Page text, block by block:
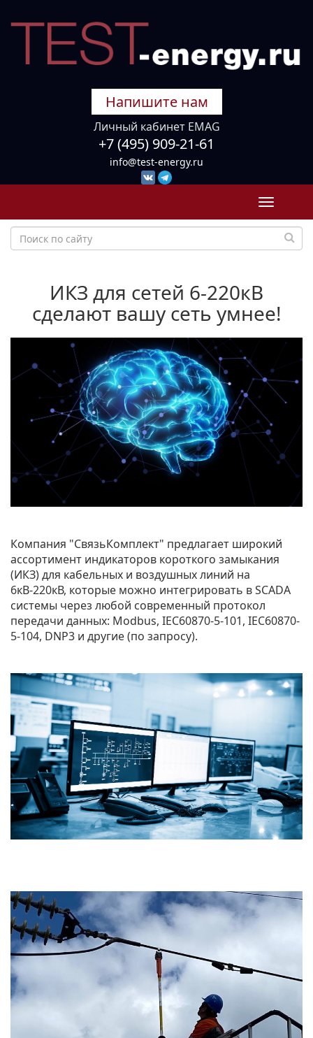
Напишите нам
Личный кабинет EMAG
+7 (495) 909-21-61
info@test-energy.ru
Toggle
ИКЗ для сетей 6-220кВ
сделают вашу сеть умнее!
Компания "СвязьКомплект" предлагает широкий
ассортимент индикаторов короткого замыкания
(ИКЗ) для кабельных и воздушных линий на
6кВ-220кВ, которые можно интегрировать в SCADA
системы через любой современный протокол
передачи данных: Modbus, IEC60870-5-101, IEC60870-
5-104, DNP3 и другие (по запросу).